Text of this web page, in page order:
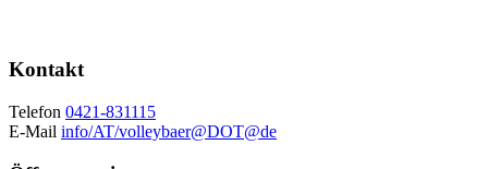
Kontakt
Telefon 0421-831115
E-Mail info/AT/volleybaer@DOT@de